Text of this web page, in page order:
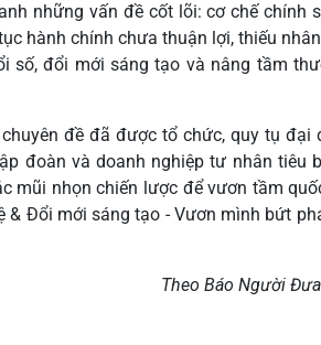
những vấn đề cốt lõi: cơ chế chính
hành chính chưa thuận lợi, thiếu
số, đổi mới sáng tạo và nâng tầm
đề đã được tổ chức, quy tụ đại
đoàn và doanh nghiệp tư nhân tiêu
mũi nhọn chiến lược để vươn tầm
& Đổi mới sáng tạo - Vươn mình bứt
Theo Báo Người